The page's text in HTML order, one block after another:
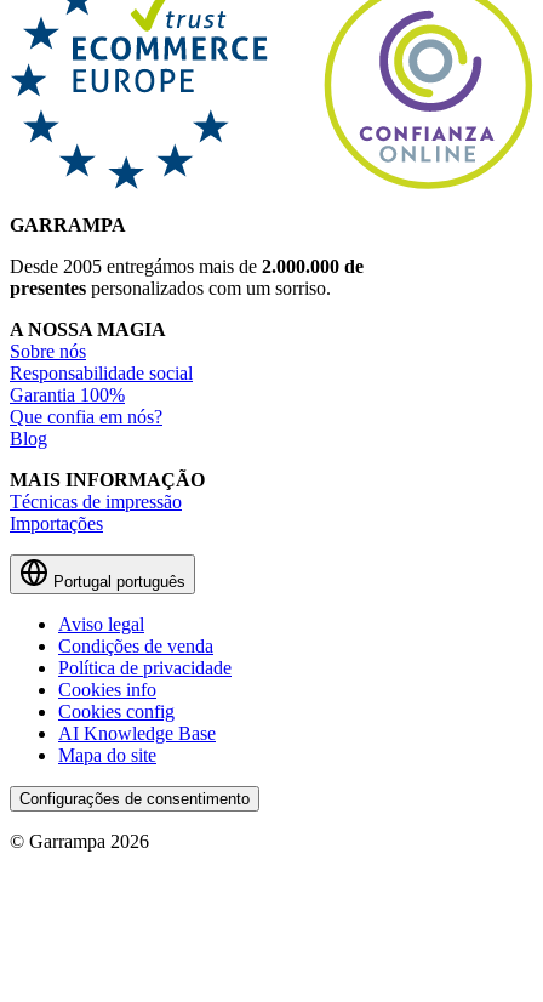
GARRAMPA
Desde 2005 entregámos mais de 2.000.000 de
presentes personalizados com um sorriso.
A NOSSA MAGIA
Sobre nós
Responsabilidade social
Garantia 100%
Que confia em nós?
Blog
MAIS INFORMAÇÃO
Técnicas de impressão
Importações
Portugal português
Aviso legal
Condições de venda
Política de privacidade
Cookies info
Cookies config
AI Knowledge Base
Mapa do site
Configurações de consentimento
© Garrampa 2026